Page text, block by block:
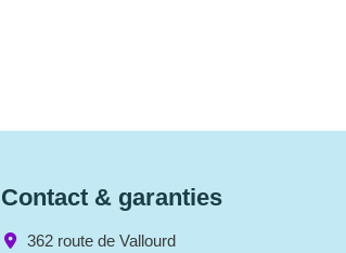
Contact & garanties
362 route de Vallourd